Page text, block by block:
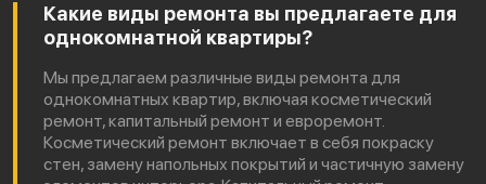
Какие виды ремонта вы предлагаете для
однокомнатной квартиры?
Мы предлагаем различные виды ремонта для
однокомнатных квартир, включая косметический
ремонт, капитальный ремонт и евроремонт.
Косметический ремонт включает в себя покраску
стен, замену напольных покрытий и частичную замену